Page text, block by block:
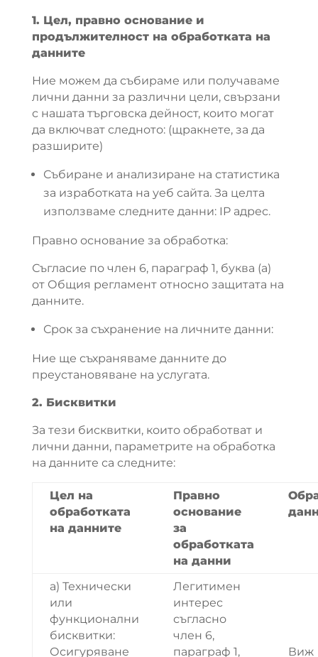
1. Цел, правно основание и
продължителност на обработката на
данните
Ние можем да събираме или получаваме
лични данни за различни цели, свързани
с нашата търговска дейност, които могат
да включват следното: (щракнете, за да
разширите)
Събиране и анализиране на статистика
за изработката на уеб сайта. За целта
използваме следните данни: IP адрес.
Правно основание за обработка:
Съгласие по член 6, параграф 1, буква (а)
от Общия регламент относно защитата на
данните.
Срок за съхранение на личните данни:
Ние ще съхраняваме данните до
преустановяване на услугата.
2. Бисквитки
За тези бисквитки, които обработват и
лични данни, параметрите на обработка
на данните са следните:
Цел на
обработката
на данните
Правно
основание
за
обработката
на данни
а) Технически
или
функционални
бисквитки:
Осигуряване
Легитимен
интерес
съгласно
член 6,
параграф 1,
Виж